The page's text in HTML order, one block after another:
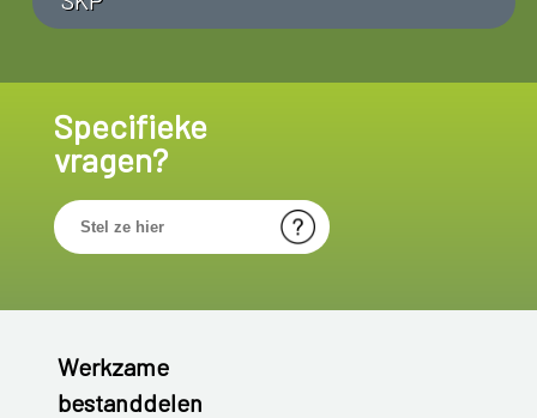
Specifieke
vragen?
Werkzame
bestanddelen